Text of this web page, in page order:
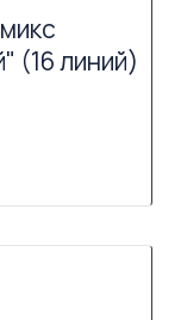
(16 линий)